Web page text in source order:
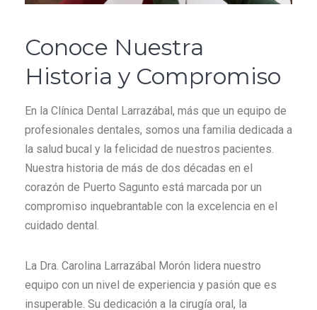
Conoce Nuestra
Historia y Compromiso
En la Clínica Dental Larrazábal, más que un equipo de
profesionales dentales, somos una familia dedicada a
la salud bucal y la felicidad de nuestros pacientes.
Nuestra historia de más de dos décadas en el
corazón de Puerto Sagunto está marcada por un
compromiso inquebrantable con la excelencia en el
cuidado dental.
La Dra. Carolina Larrazábal Morón lidera nuestro
equipo con un nivel de experiencia y pasión que es
insuperable. Su dedicación a la cirugía oral, la